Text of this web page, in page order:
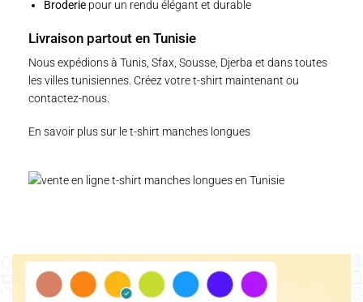
Broderiepour un rendu élégant et durable
Livraison partout en Tunisie
Nous expédions à Tunis, Sfax, Sousse, Djerba et dans toutes
les villes tunisiennes. Créez votre t-shirt maintenant ou
contactez-nous.
En savoir plus sur le t-shirt manches longues